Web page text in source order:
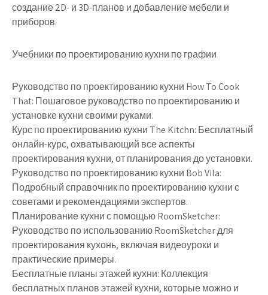
создание 2D- и 3D-планов и добавление мебели и
приборов.
Учебники по проектированию кухни по графии
Руководство по проектированию кухни How To Cook
That: Пошаговое руководство по проектированию и
установке кухни своими руками.
Курс по проектированию кухни The Kitchn: Бесплатный
онлайн-курс, охватывающий все аспекты
проектирования кухни, от планирования до установки.
Руководство по проектированию кухни Bob Vila:
Подробный справочник по проектированию кухни с
советами и рекомендациями экспертов.
Планирование кухни с помощью RoomSketcher:
Руководство по использованию RoomSketcher для
проектирования кухонь, включая видеоуроки и
практические примеры.
Бесплатные планы этажей кухни: Коллекция
бесплатных планов этажей кухни, которые можно и